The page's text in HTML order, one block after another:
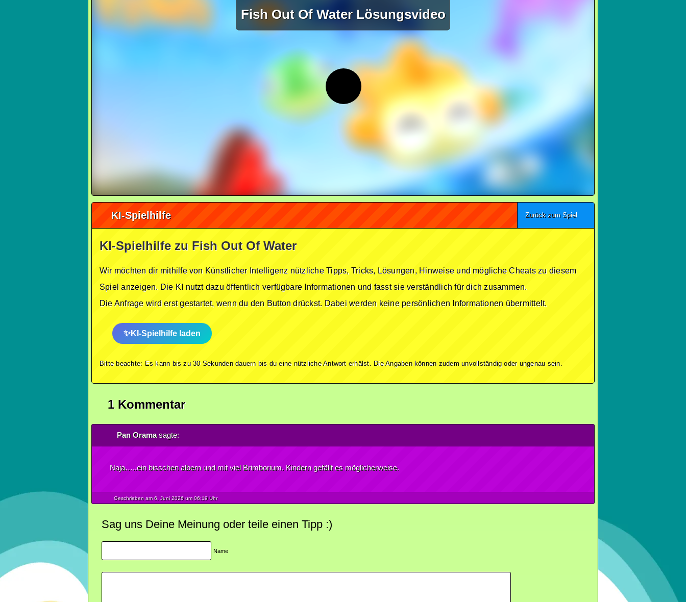
Fish Out Of Water Lösungsvideo
KI-Spielhilfe Zurück zum Spiel
KI-Spielhilfe zu Fish Out Of Water
Wir möchten dir mithilfe von Künstlicher Intelligenz nützliche Tipps, Tricks, Lösungen, Hinweise und mögliche Cheats zu diesem
Spiel anzeigen. Die KI nutzt dazu öffentlich verfügbare Informationen und fasst sie verständlich für dich zusammen.
Die Anfrage wird erst gestartet, wenn du den Button drückst. Dabei werden keine persönlichen Informationen übermittelt.
KI-Spielhilfe laden
Bitte beachte: Es kann bis zu 30 Sekunden dauern bis du eine nützliche Antwort erhälst. Die Angaben können zudem unvollständig oder ungenau sein.
1 Kommentar
Pan Oramasagte:
Naja…..ein bisschen albern und mit viel Brimborium. Kindern gefällt es möglicherweise.
Geschrieben am 6. Juni2026 um 06:19 Uhr
Sag uns Deine Meinung oder teile einen Tipp :)
Name